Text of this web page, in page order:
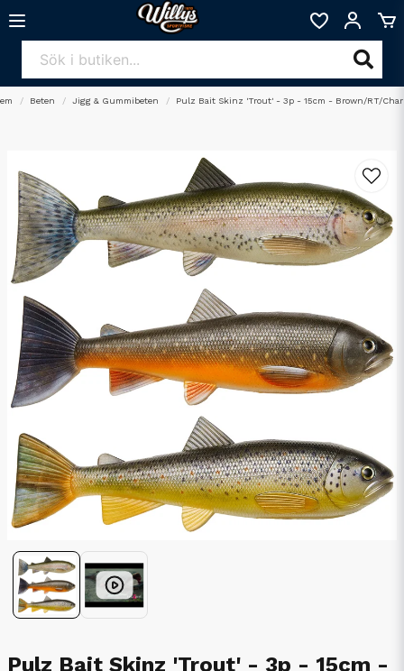
Beten Jigg & Gummibeten Pulz Bait Skinz 'Trout' - 3p - 15cm - Brown/RT/Char
Pulz Bait Skinz 'Trout' - 3p - 15cm -